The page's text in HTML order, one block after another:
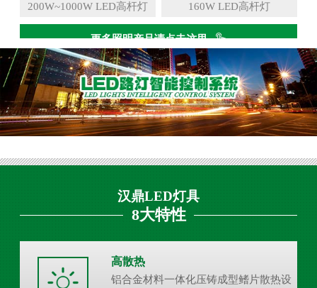
200W~1000W LED高杆灯 160W LED高杆灯
更多照明产品请点击这里
汉鼎LED灯具
8大特性
高散热
铝合金材料一体化压铸成型鳍片散热设